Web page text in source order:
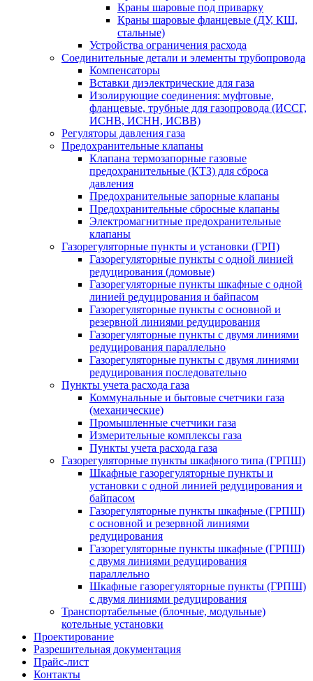
Краны шаровые под приварку
Краны шаровые фланцевые (ДУ, КШ,
стальные)
Устройства ограничения расхода
Соединительные детали и элементы трубопровода
Компенсаторы
Вставки диэлектрические для газа
Изолирующие соединения: муфтовые,
фланцевые, трубные для газопровода (ИССГ,
ИСНВ, ИСНН, ИСВВ)
Регуляторы давления газа
Предохранительные клапаны
Клапана термозапорные газовые
предохранительные (КТЗ) для сброса
давления
Предохранительные запорные клапаны
Предохранительные сбросные клапаны
Электромагнитные предохранительные
клапаны
Газорегуляторные пункты и установки (ГРП)
Газорегуляторные пункты с одной линией
редуцирования (домовые)
Газорегуляторные пункты шкафные с одной
линией редуцирования и байпасом
Газорегуляторные пункты с основной и
резервной линиями редуцирования
Газорегуляторные пункты с двумя линиями
редуцирования параллельно
Газорегуляторные пункты с двумя линиями
редуцирования последовательно
Пункты учета расхода газа
Коммунальные и бытовые счетчики газа
(механические)
Промышленные счетчики газа
Измерительные комплексы газа
Пункты учета расхода газа
Газорегуляторные пункты шкафного типа (ГРПШ)
Шкафные газорегуляторные пункты и
установки c одной линией редуцирования и
байпасом
Газорегуляторные пункты шкафные (ГРПШ)
с основной и резервной линиями
редуцирования
Газорегуляторные пункты шкафные (ГРПШ)
с двумя линиями редуцирования
параллельно
Шкафные газорегуляторные пункты (ГРПШ)
c двумя линиями редуцирования
Транспортабельные (блочные, модульные)
котельные установки
Проектирование
Разрешительная документация
Прайс-лист
Контакты